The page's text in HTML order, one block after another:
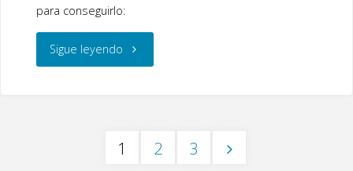
compost"
para conseguirlo:
Sigue leyendo"¿Cómo
nutrientes
1 2 3